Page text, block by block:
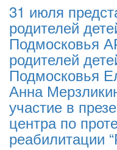
31 июля
родителей
Подмосковья
родителей
Подмосковья
Анна
участие в
центра по
реабилитации